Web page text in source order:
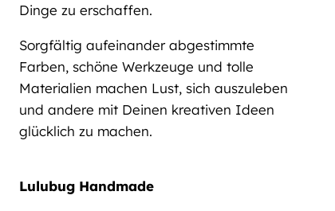
Dinge zu erschaffen.
Sorgfältig aufeinander abgestimmte
Farben, schöne Werkzeuge und tolle
Materialien machen Lust, sich auszuleben
und andere mit Deinen kreativen Ideen
glücklich zu machen.
Lulubug Handmade